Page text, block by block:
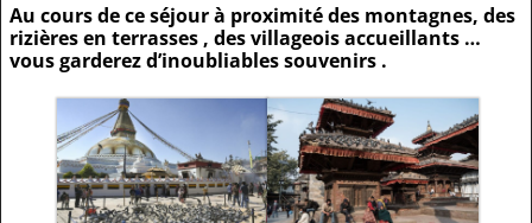
Au cours de ce séjour à proximité des montagnes, des
rizières en terrasses , des villageois accueillants …
vous garderez d’inoubliables souvenirs .